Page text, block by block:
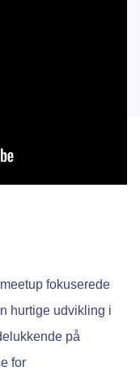
fokuserede
hurtige udvikling i
på
for